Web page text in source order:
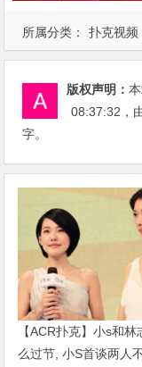
所属分类： 扑克视频
版权声明：
08:37:32 ，
字。
【ACR扑克】小s和
么过节, 小S首谈两人